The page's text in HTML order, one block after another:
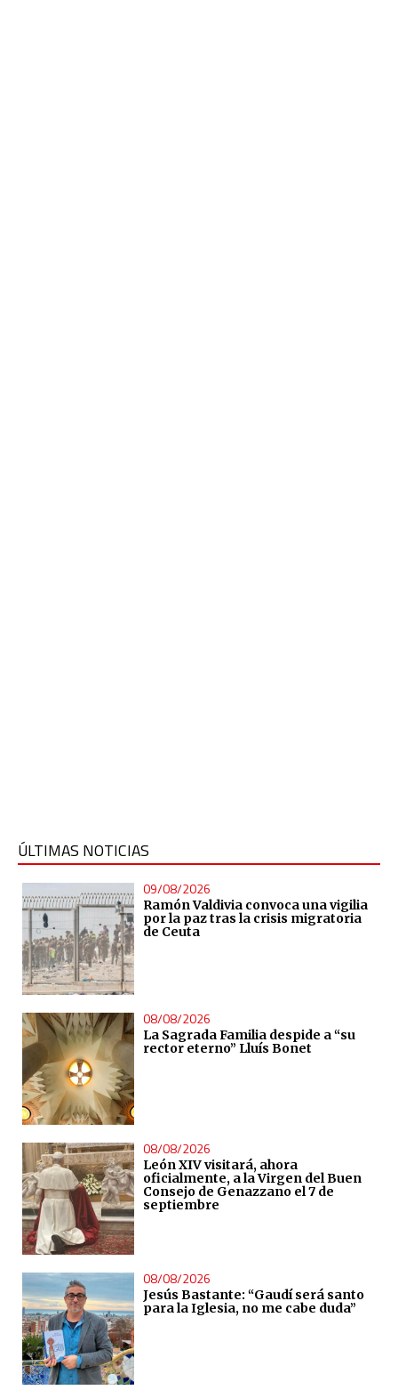
ÚLTIMAS NOTICIAS
09/08/2026
Ramón Valdivia convoca una vigilia
por la paz tras la crisis migratoria
de Ceuta
08/08/2026
La Sagrada Familia despide a “su
rector eterno” Lluís Bonet
08/08/2026
León XIV visitará, ahora
oficialmente, a la Virgen del Buen
Consejo de Genazzano el 7 de
septiembre
08/08/2026
Jesús Bastante: “Gaudí será santo
para la Iglesia, no me cabe duda”